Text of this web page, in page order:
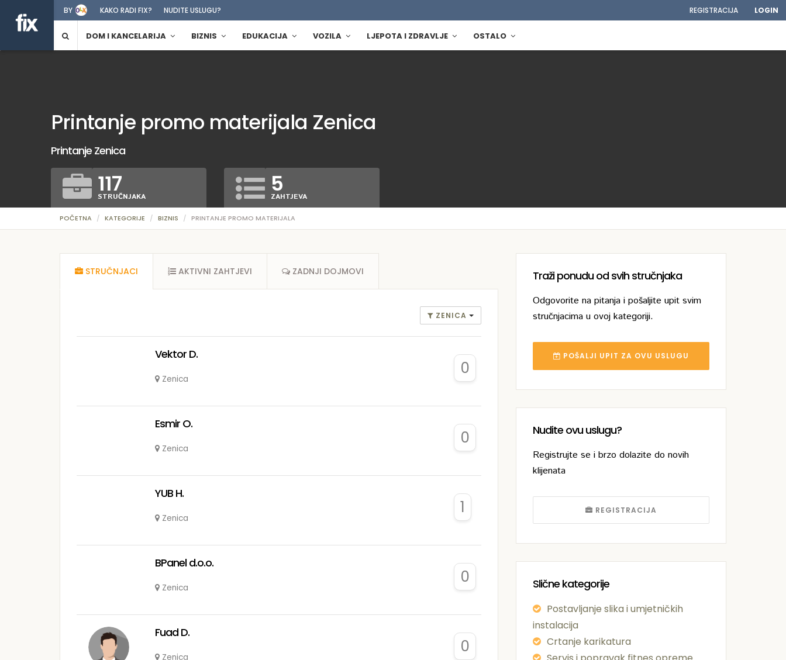
BY KAKO RADI FIX? NUDITE USLUGU? REGISTRACIJA LOGIN
DOM I KANCELARIJA BIZNIS EDUKACIJA VOZILA LJEPOTA I ZDRAVLJE OSTALO
POČETNA KATEGORIJE BIZNIS PRINTANJE PROMO MATERIJALA
Printanje promo materijala Zenica
Printanje Zenica
117
STRUČNJAKA 5
ZAHTJEVA
Traži ponudu od svih stručnjaka
Odgovorite na pitanja i pošaljite upit svim
stručnjacima u ovoj kategoriji.
POŠALJI UPIT ZA OVU USLUGU
Nudite ovu uslugu?
Registrujte se i brzo dolazite do novih
klijenata
REGISTRACIJA
Slične kategorije
Postavljanje slika i umjetničkih
instalacija
Crtanje karikatura
STRUČNJACI AKTIVNI ZAHTJEVI ZADNJI DOJMOVI
ZENICA
Vektor D.
Zenica
0
Esmir O.
Zenica
0
YUB H.
Zenica
1
BPanel d.o.o.
Zenica
0
Fuad D.
Zenica
0